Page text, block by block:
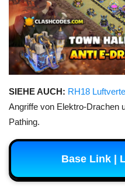
SIEHE AUCH: RH18
Angriffe von Elektro-Drachen
Pathing.
Base Link |